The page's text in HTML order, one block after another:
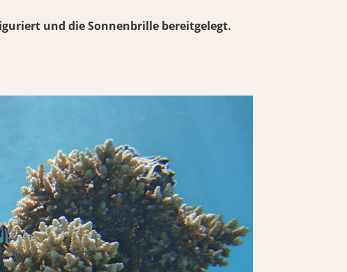
und die Sonnenbrille bereitgelegt.